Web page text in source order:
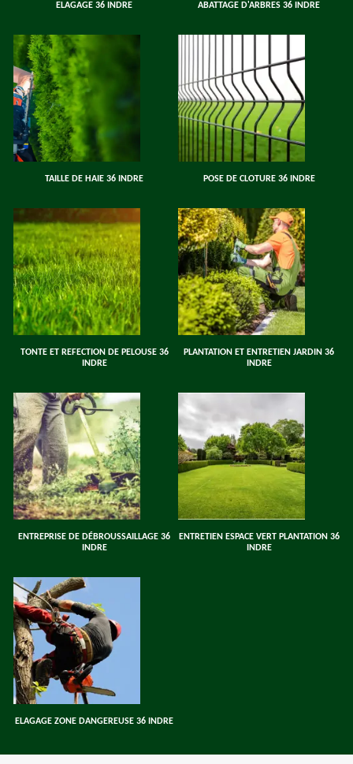
ELAGAGE 36 INDRE ABATTAGE D'ARBRES 36 INDRE
TAILLE DE HAIE 36 INDRE POSE DE CLOTURE 36 INDRE
TONTE ET REFECTION DE PELOUSE 36
INDRE
PLANTATION ET ENTRETIEN JARDIN 36
INDRE
ENTREPRISE DE DÉBROUSSAILLAGE 36
INDRE
ENTRETIEN ESPACE VERT PLANTATION 36
INDRE
ELAGAGE ZONE DANGEREUSE 36 INDRE